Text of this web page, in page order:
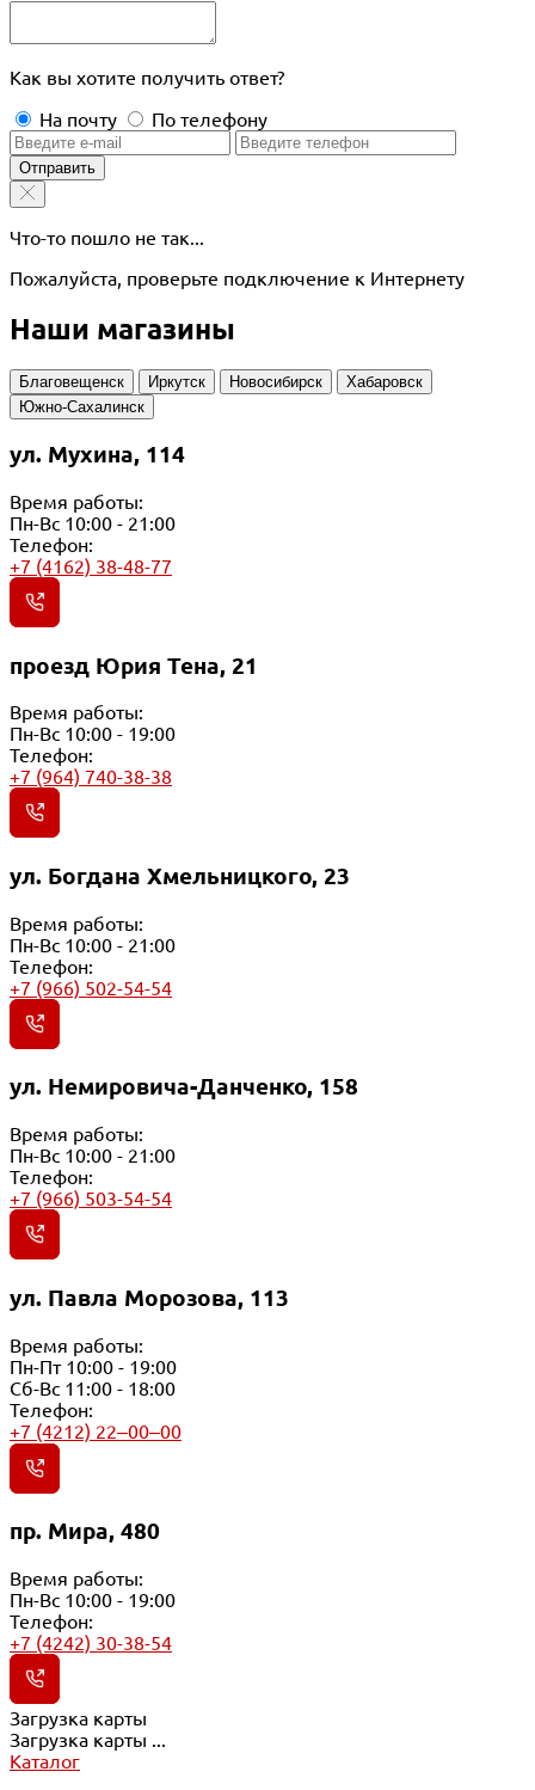
Как вы хотите получить ответ?
На почту
По телефону
Отправить
Что-то пошло не так...
Пожалуйста, проверьте подключение к Интернету
Наши магазины
Благовещенск Иркутск Новосибирск
Хабаровск
Южно-Сахалинск
ул. Мухина, 114
Время работы:
Пн-Вс 10:00 - 21:00
Телефон:
+7 (4162) 38-48-77
проезд Юрия Тена, 21
Время работы:
Пн-Вс 10:00 - 19:00
Телефон:
+7 (964) 740-38-38
ул. Богдана Хмельницкого, 23
Время работы:
Пн-Вс 10:00 - 21:00
Телефон:
+7 (966) 502-54-54
ул. Немировича-Данченко, 158
Время работы:
Пн-Вс 10:00 - 21:00
Телефон:
+7 (966) 503-54-54
ул. Павла Морозова, 113
Время работы:
Пн-Пт 10:00 - 19:00
Сб-Вс 11:00 - 18:00
Телефон:
+7 (4212) 22‒00‒00
пр. Мира, 480
Время работы:
Пн-Вс 10:00 - 19:00
Телефон:
+7 (4242) 30-38-54
Загрузка карты
Загрузка карты ...
Каталог